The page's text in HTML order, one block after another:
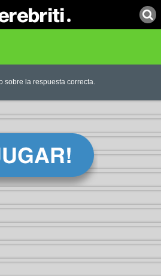
sobre la respuesta correcta.